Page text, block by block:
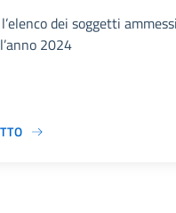
dei soggetti
2024